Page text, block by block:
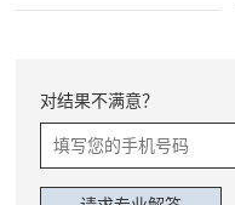
对结果不满意？